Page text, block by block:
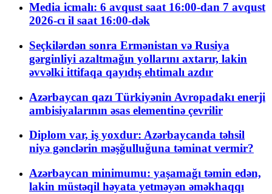
Media icmalı: 6 avqust saat 16:00-dan 7 avqust
2026-cı il saat 16:00-dək
Seçkilərdən sonra Ermənistan və Rusiya
gərginliyi azaltmağın yollarını axtarır, lakin
əvvəlki ittifaqa qayıdış ehtimalı azdır
Azərbaycan qazı Türkiyənin Avropadakı enerji
ambisiyalarının əsas elementinə çevrilir
Diplom var, iş yoxdur: Azərbaycanda təhsil
niyə gənclərin məşğulluğuna təminat vermir?
Azərbaycan minimumu: yaşamağı təmin edən,
lakin müstəqil həyata yetməyən əməkhaqqı